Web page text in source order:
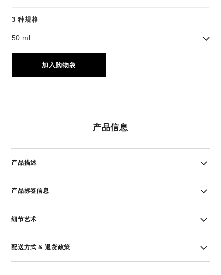
3 种规格
50 ml
加入购物袋
产品信息
产品描述
产品标签信息
细节艺术
配送方式 & 退货政策